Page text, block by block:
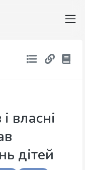
власні
дітей